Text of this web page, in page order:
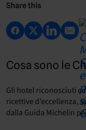
Share this
Cosa sono le
Gli hotel riconosciuti
ricettive d’eccellenza,
dalla Guida Michelin